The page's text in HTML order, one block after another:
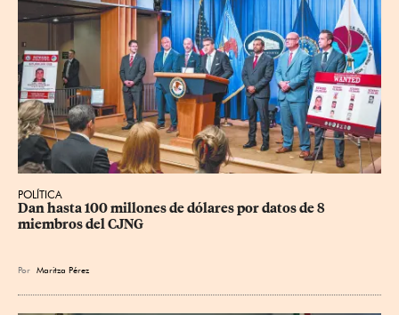
POLÍTICA
Dan hasta 100 millones de dólares por datos de 8
miembros del CJNG
Por Maritza Pérez